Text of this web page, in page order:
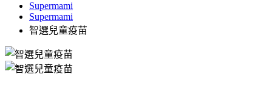
Supermami
Supermami
智選兒童疫苗